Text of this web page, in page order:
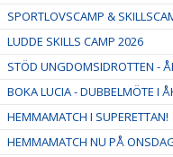
SPORTLOVSCAMP &
LUDDE SKILLS CAMP 2026
STÖD UNGDOMSIDROTTEN -
BOKA LUCIA - DUBBELMÖTE I
HEMMAMATCH I SUPERETTAN!
HEMMAMATCH NU PÅ